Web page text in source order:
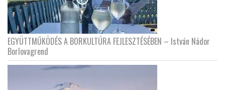
EGYÜTTMŰKÖDÉS A BORKULTÚRA FEJLESZTÉSÉBEN – István Nádor
Borlovagrend